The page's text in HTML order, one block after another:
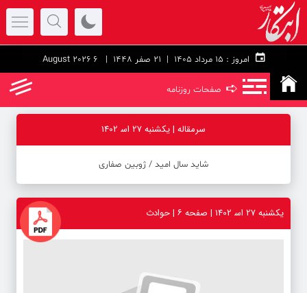
امروز : 21 صفر 1448 | 6 August 2026
➪ صفحات روزنامه
سرمقاله | یکشنبه 27 اس‍ 1402
شاید سال امید / ژوبین صفاری
یکشنبه 27 اس‍ 1402 | صفحه ۶ | حوادث